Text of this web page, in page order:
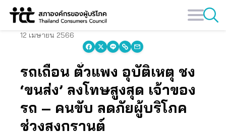
Skip
12 เมษายน 2566
รถเถื่อน ตั๋วแพง อุบัติเหตุ ชง
‘ขนส่ง’ ลงโทษสูงสุด เจ้าของ
รถ – คนขับ ลดภัยผู้บริโภค
ช่วงสงกรานต์